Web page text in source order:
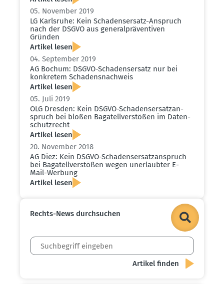
05. November 2019
LG Karlsruhe: Kein Schadens­ersatz-Anspruch
nach der DSGVO aus general­prä­ven­tiven
Gründen
Artikel lesen
04. September 2019
AG Bochum: DSGVO-Schadens­ersatz nur bei
konkretem Schadens­nachweis
Artikel lesen
05. Juli 2019
OLG Dresden: Kein DSGVO-Schadens­er­satz­an­
spruch bei bloßen Bagatell­ver­stößen im Daten­
schutz­recht
Artikel lesen
20. November 2018
AG Diez: Kein DSGVO-Schadens­er­satz­an­spruch
bei Bagatell­ver­stößen wegen unerlaubter E-
Mail-Werbung
Artikel lesen
Rechts-News durch­suchen